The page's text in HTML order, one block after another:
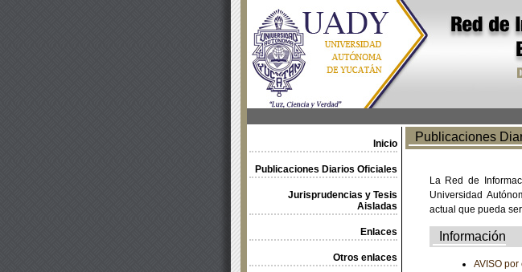
Inicio
Publicaciones Diarios Oficiales
Jurisprudencias y Tesis
Aisladas
Enlaces
Otros enlaces
Publicaciones
La Red de
Universidad
actual que pueda
Información
AVISO